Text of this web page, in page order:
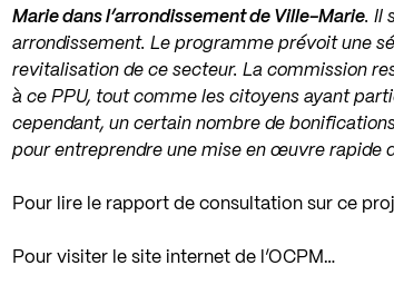
Marie dans l’arrondissement de Ville-Marie. Il
arrondissement. Le programme prévoit une
revitalisation de ce secteur. La commission
à ce PPU, tout comme les citoyens ayant
cependant, un certain nombre de
pour entreprendre une mise en œuvre rapide
Pour lire le rapport de consultation sur ce
Pour visiter le site internet de l’OCPM…